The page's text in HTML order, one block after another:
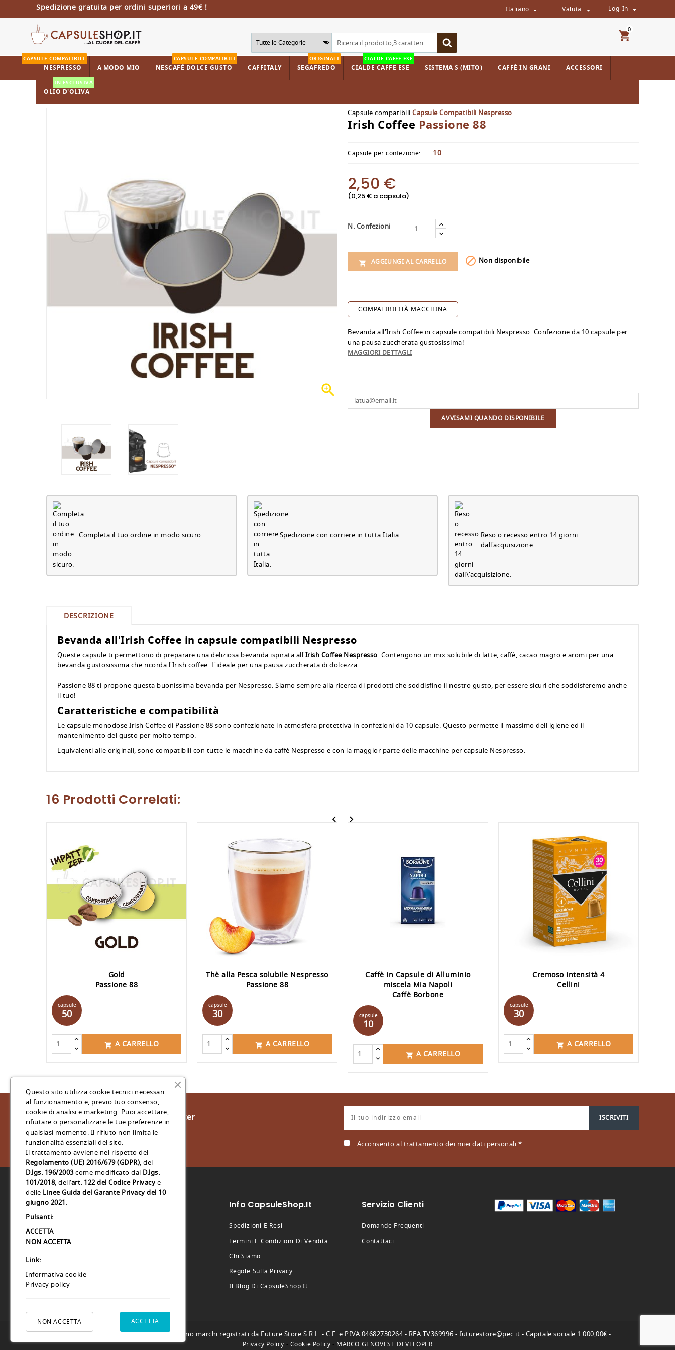
Spedizione gratuita per ordini superiori a 49€ ! Italiano  Valuta  Log-In 
0
NESPRESSO
CAPSULE COMPATIBILI
A MODO MIO NESCAFÉ DOLCE GUSTO
CAPSULE COMPATIBILI
CAFFITALY SEGAFREDO
ORIGINALI
CIALDE CAFFE ESE
CIALDE CAFFE ESE
SISTEMA S (MITO) CAFFÈ IN GRANI ACCESSORI
OLIO D'OLIVA
IN ESCLUSIVA
Home Capsule Compatibili Nespresso
Capsule compatibili Capsule Compatibili Nespresso
Irish Coffee Passione 88
Capsule per confezione: 10
2,50 €
(0,25 € a capsula)
N. Confezioni
 AGGIUNGI AL CARRELLO  Non disponibile
COMPATIBILITÀ MACCHINA
Bevanda all'Irish Coffee in capsule compatibili Nespresso. Confezione da 10 capsule per
una pausa zuccherata gustosissima!
MAGGIORI DETTAGLI
AVVISAMI QUANDO DISPONIBILE

Completa il tuo ordine in modo sicuro. Spedizione con corriere in tutta Italia.
Reso o recesso entro 14 giorni
dall'acquisizione.
DESCRIZIONE
Bevanda all'Irish Coffee in capsule compatibili Nespresso
Queste capsule ti permettono di preparare una deliziosa bevanda ispirata all'Irish Coffee Nespresso. Contengono un mix solubile di latte, caffè, cacao magro e aromi per una
bevanda gustosissima che ricorda l'Irish coffee. L'ideale per una pausa zuccherata di dolcezza.
Passione 88 ti propone questa buonissima bevanda per Nespresso. Siamo sempre alla ricerca di prodotti che soddisfino il nostro gusto, per essere sicuri che soddisferemo anche
il tuo!
Caratteristiche e compatibilità
Le capsule monodose Irish Coffee di Passione 88 sono confezionate in atmosfera protettiva in confezioni da 10 capsule. Questo permette il massimo dell'igiene ed il
mantenimento del gusto per molto tempo.
Equivalenti alle originali, sono compatibili con tutte le macchine da caffè Nespresso e con la maggior parte delle macchine per capsule Nespresso.
16 Prodotti Correlati:
Gold
Passione 88
capsule
50
 A CARRELLO
Thè alla Pesca solubile Nespresso
Passione 88
capsule
30
 A CARRELLO
Caffè in Capsule di Alluminio
miscela Mia Napoli
Caffè Borbone
capsule
10
 A CARRELLO
Cremoso intensità 4
Cellini
capsule
30
 A CARRELLO
Iscriviti Alla Nostra Newsletter
Acconsento al trattamento dei miei dati personali *
CapsuleShop.it
Via Giovanni D'Alessi N. 11
31100 Treviso
Treviso
Info CapsuleShop.it
Spedizioni E Resi
Termini E Condizioni Di Vendita
Chi Siamo
Regole Sulla Privacy
Il Blog Di CapsuleShop.it
Servizio Clienti
Domande Frequenti
Contattaci
© 2026 - Capsuleshop.it e 88° Caffè sono marchi registrati da Future Store S.R.L. - C.F. e P.IVA 04682730264 - REA TV369996 - futurestore@pec.it - Capitale sociale 1.000,00€ -
Privacy Policy - Cookie Policy - MARCO GENOVESE DEVELOPER
Questo sito utilizza cookie tecnici necessari
al funzionamento e, previo tuo consenso,
cookie di analisi e marketing. Puoi accettare,
rifiutare o personalizzare le tue preferenze in
qualsiasi momento. Il rifiuto non limita le
funzionalità essenziali del sito.
Il trattamento avviene nel rispetto del
Regolamento (UE) 2016/679 (GDPR), del
D.lgs. 196/2003come modificato dal D.lgs.
101/2018, dell’art. 122 del Codice Privacye
delle Linee Guida del Garante Privacy del 10
giugno 2021.
Pulsanti:
ACCETTA
NON ACCETTA
Link:
Informativa cookie
Privacy policy
ACCETTA
NON ACCETTA